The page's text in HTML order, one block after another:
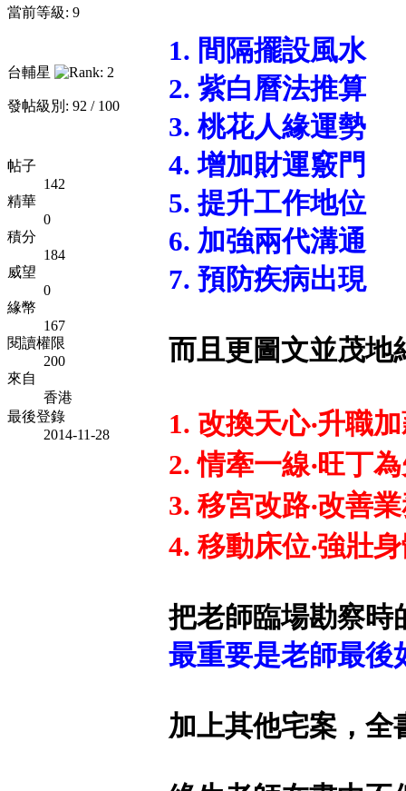
當前等級: 9
台輔星
發帖級別: 92 / 100
帖子
142
精華
0
積分
184
威望
0
緣幣
167
閱讀權限
200
來自
香港
最後登錄
2014-11-28
1. 間隔擺設風水
2. 紫白曆法推算
3. 桃花人緣運勢
4. 增加財運竅門
5. 提升工作地位
6. 加強兩代溝通
7. 預防疾病出現
而且更圖文並茂地
1. 改換天心‧升職
2. 情牽一線‧旺丁
3. 移宮改路‧改善
4. 移動床位‧強壯
把老師臨場勘察時
最重要是老師最後
加上其他宅案，全